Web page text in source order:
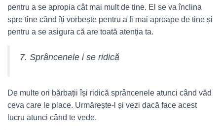
pentru a se apropia cât mai mult de tine. El se va înclina
spre tine când îți vorbește pentru a fi mai aproape de tine și
pentru a se asigura că are toată atenția ta.
7. Sprâncenele i se ridică
De multe ori bărbații își ridică sprâncenele atunci când văd
ceva care le place. Urmărește-l și vezi dacă face acest
lucru atunci când te vede.